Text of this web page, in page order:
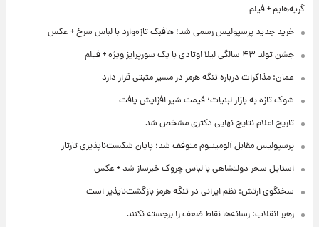
گریه‌هایم + فیلم
خرید جدید پرسپولیس رسمی شد؛ هافبک تازه‌وارد با لباس سرخ + عکس
جشن تولد ۴۳ سالگی لیلا اوتادی با یک سورپرایز ویژه + فیلم
عمان: مذاکرات درباره تنگه هرمز در مسیر مثبتی قرار دارد
شوک تازه به بازار لبنیات؛ قیمت شیر افزایش یافت
تاریخ اعلام نتایج نهایی دکتری مشخص شد
پرسپولیس مقابل آلومینیوم متوقف شد؛ پایان شکست‌ناپذیری تارتار
استایل سحر دولتشاهی با لباس چروک خبرساز شد + عکس
سخنگوی ارتش: نظم ایرانی در تنگه هرمز بازگشت‌ناپذیر است
رهبر انقلاب: رسانه‌ها نقاط ضعف را برجسته نکنند